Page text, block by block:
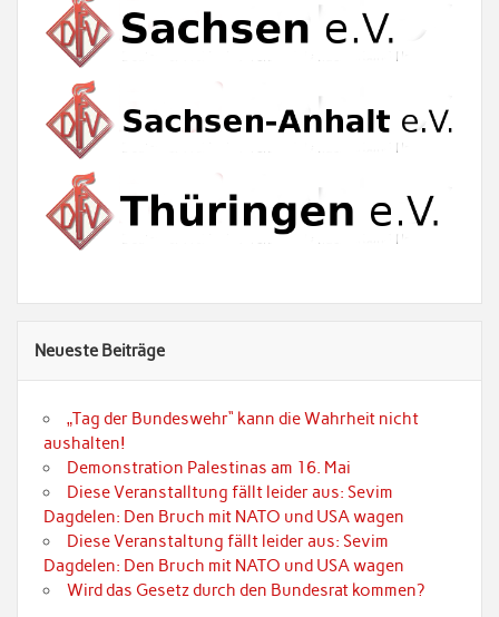
Neueste Beiträge
„Tag der Bundeswehr“ kann die Wahrheit nicht
aushalten!
Demonstration Palestinas am 16. Mai
Diese Veranstalltung fällt leider aus: Sevim
Dagdelen: Den Bruch mit NATO und USA wagen
Diese Veranstaltung fällt leider aus: Sevim
Dagdelen: Den Bruch mit NATO und USA wagen
Wird das Gesetz durch den Bundesrat kommen?